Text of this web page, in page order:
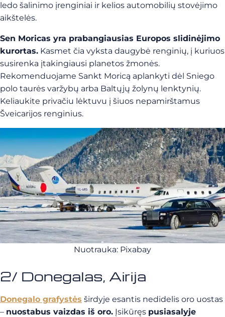
ledo šalinimo įrenginiai ir kelios automobilių stovėjimo
aikštelės.
Sen Moricas yra prabangiausias Europos slidinėjimo
kurortas. Kasmet čia vyksta daugybė renginių, į kuriuos
susirenka įtakingiausi planetos žmonės.
Rekomenduojame Sankt Moricą aplankyti dėl Sniego
polo taurės varžybų arba Baltųjų žolynų lenktynių.
Keliaukite privačiu lėktuvu į šiuos nepamirštamus
Šveicarijos renginius.
Nuotrauka: Pixabay
2/ Donegalas, Airija
Donegalo grafystės širdyje esantis nedidelis oro uostas
– nuostabus vaizdas iš oro. Įsikūręs pusiasalyje